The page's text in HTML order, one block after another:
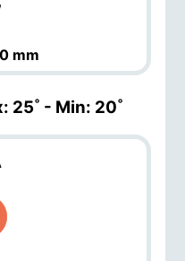
0 mm
25˚ - Min: 20˚